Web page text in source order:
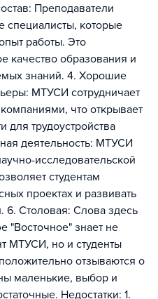
Преподаватели
которые
работы. Это
качество образования и
знаний. 4. Хорошие
МТУСИ сотрудничает
что открывает
трудоустройства
деятельность: МТУСИ
исследовательской
студентам
проектах и развивать
6. Столовая: Слова здесь
"Восточное" знает не
МТУСИ, но и студенты
отзываются о
маленькие, выбор и
Недостатки: 1.